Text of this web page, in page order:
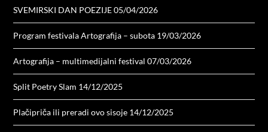
SVEMIRSKI DAN POEZIJE 05/04/2026
Program festivala Artografija – subota 19/03/2026
Artografija – multimedijalni festival 07/03/2026
Split Poetry Slam 14/12/2025
Plačipriča ili preradi ovo sisoje 14/12/2025